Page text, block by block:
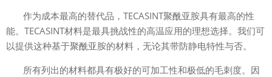
作为成本最高的替代品，TECASINT聚酰亚胺具有最高的性
能。TECASINT材料是最具挑战性的高温应用的理想选择。我们可
以提供这种基于聚酰亚胺的材料，无论其带防静电特性与否。
所有列出的材料都具有极好的可加工性和极低的毛刺度。因